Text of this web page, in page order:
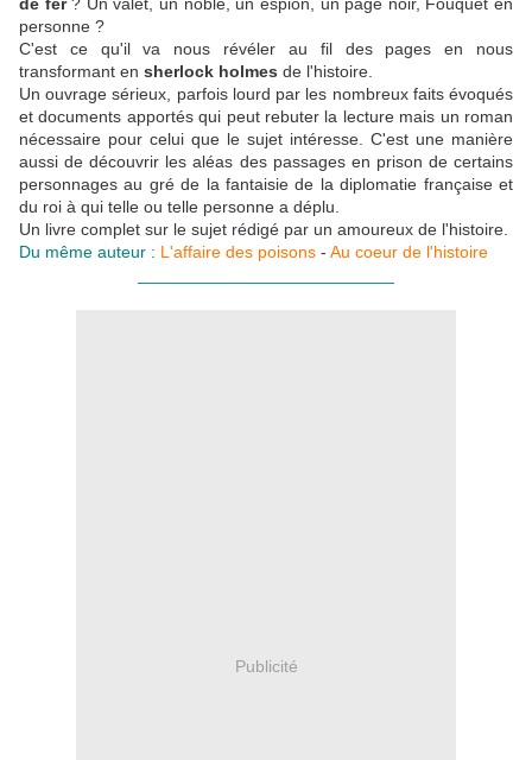
personne ?
C'est ce qu'il va nous révéler au fil des pages en nous
transformant en sherlock holmes de l'histoire.
Un ouvrage sérieux, parfois lourd par les nombreux faits évoqués
et documents apportés qui peut rebuter la lecture mais un roman
nécessaire pour celui que le sujet intéresse. C'est une manière
aussi de découvrir les aléas des passages en prison de certains
personnages au gré de la fantaisie de la diplomatie française et
du roi à qui telle ou telle personne a déplu.
Un livre complet sur le sujet rédigé par un amoureux de l'histoire.
Du même auteur : L'affaire des poisons - Au coeur de l'histoire
Publicité